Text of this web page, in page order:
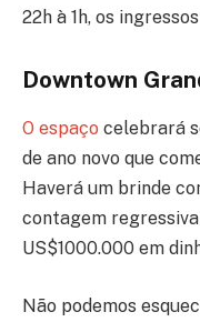
22h à 1h, os
Downtown
O espaço celebrará
de ano novo que
Haverá um brinde
contagem
US$1000.000 em
Não podemos